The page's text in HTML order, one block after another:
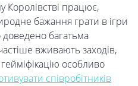
Королівстві працює,
бажання грати в ігри
доведено багатьма
вживають заходів,
особливо
співробітників